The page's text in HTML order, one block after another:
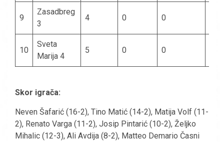
9
Zasadbreg
3
4 0 0
10
Sveta
Marija 4
5 0 0
Skor igrača:
Neven Šafarić (16-2), Tino Matić (14-2), Matija Volf (11-
2), Renato Varga (11-2), Josip Pintarić (10-2), Željko
Mihalic (12-3), Ali Avdija (8-2), Matteo Demario Časni